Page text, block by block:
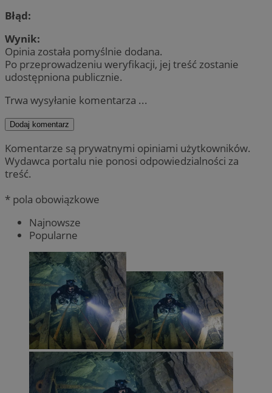
Błąd:
Wynik:
Opinia została pomyślnie dodana.
Po przeprowadzeniu weryfikacji, jej treść zostanie
udostępniona publicznie.
Trwa wysyłanie komentarza ...
Dodaj komentarz
Komentarze są prywatnymi opiniami użytkowników.
Wydawca portalu nie ponosi odpowiedzialności za
treść.
* pola obowiązkowe
Najnowsze
Popularne